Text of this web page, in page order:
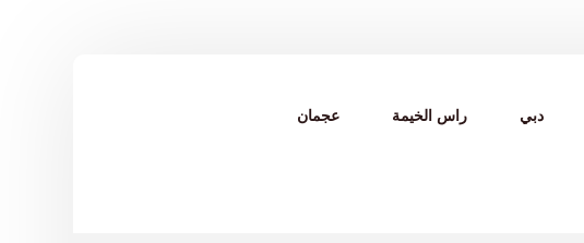
دبي راس الخيمة عجمان